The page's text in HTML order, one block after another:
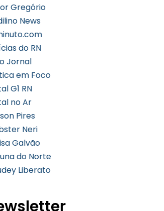
Gregório
News
do RN
Jornal
em Foco
G1 RN
no Ar
Pires
Neri
Galvão
do Norte
Liberato